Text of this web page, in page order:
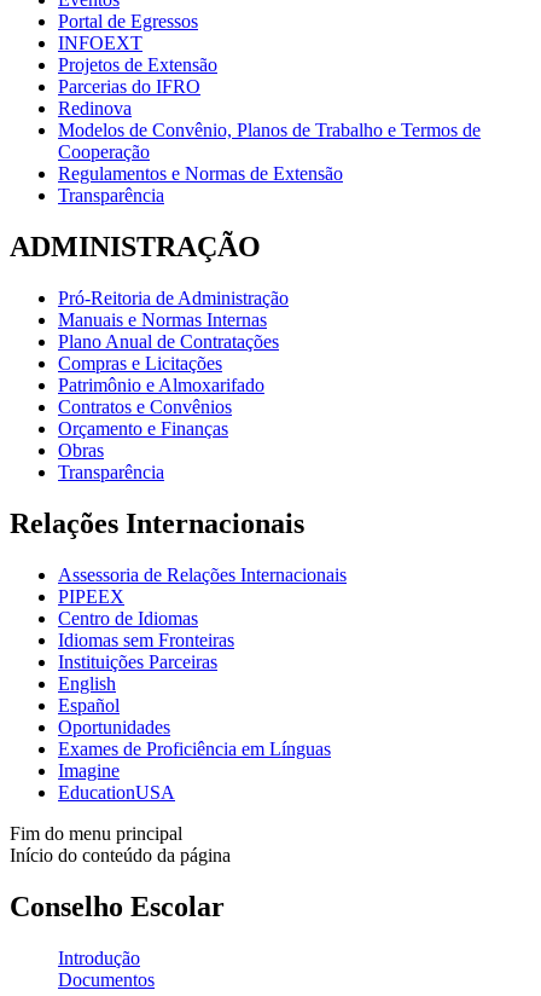
Portal de Egressos
INFOEXT
Projetos de Extensão
Parcerias do IFRO
Redinova
Modelos de Convênio, Planos de Trabalho e Termos de
Cooperação
Regulamentos e Normas de Extensão
Transparência
ADMINISTRAÇÃO
Pró-Reitoria de Administração
Manuais e Normas Internas
Plano Anual de Contratações
Compras e Licitações
Patrimônio e Almoxarifado
Contratos e Convênios
Orçamento e Finanças
Obras
Transparência
Relações Internacionais
Assessoria de Relações Internacionais
PIPEEX
Centro de Idiomas
Idiomas sem Fronteiras
Instituições Parceiras
English
Español
Oportunidades
Exames de Proficiência em Línguas
Imagine
EducationUSA
Fim do menu principal
Início do conteúdo da página
Conselho Escolar
Introdução
Documentos